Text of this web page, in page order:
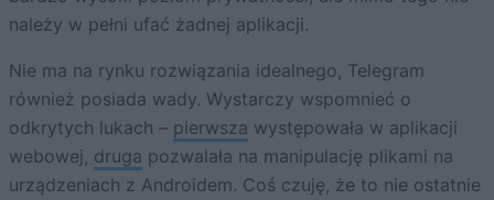
należy w pełni ufać żadnej aplikacji.
Nie ma na rynku rozwiązania idealnego, Telegram
również posiada wady. Wystarczy wspomnieć o
odkrytych lukach – pierwsza występowała w aplikacji
webowej, druga pozwalała na manipulację plikami na
urządzeniach z Androidem. Coś czuję, że to nie ostatnie